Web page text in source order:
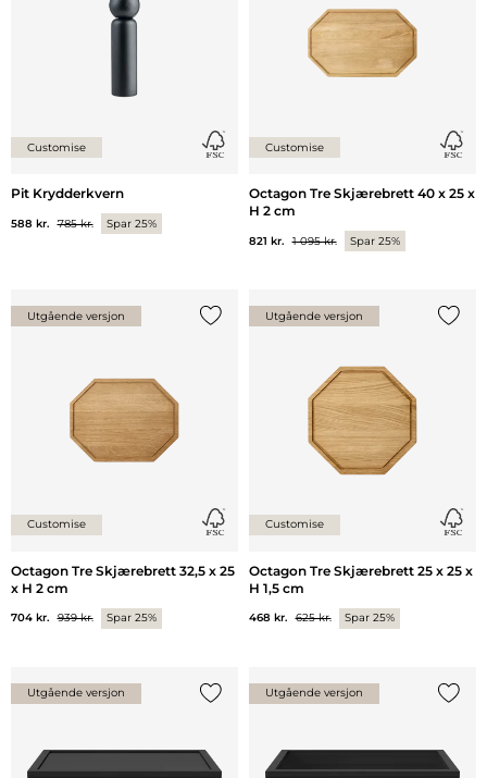
Customise
Pit Krydderkvern
588 kr. 785 kr. Spar 25%
Customise
Octagon Tre Skjærebrett 40 x 25 x
H 2 cm
821 kr. 1 095 kr. Spar 25%
Utgående versjon
Customise
Octagon Tre Skjærebrett 32,5 x 25
x H 2 cm
704 kr. 939 kr. Spar 25%
Utgående versjon
Customise
Octagon Tre Skjærebrett 25 x 25 x
H 1,5 cm
468 kr. 625 kr. Spar 25%
Utgående versjon Utgående versjon